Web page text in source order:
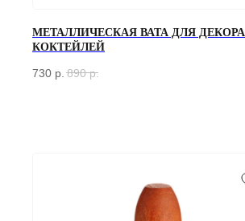
МЕТАЛЛИЧЕСКАЯ ВАТА ДЛЯ ДЕКОРА
КОКТЕЙЛЕЙ
730 р. 890 р.